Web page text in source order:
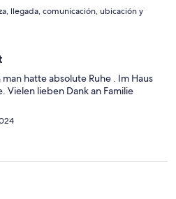
llegada, comunicación, ubicación y
hatte absolute Ruhe . Im Haus
Vielen lieben Dank an Familie